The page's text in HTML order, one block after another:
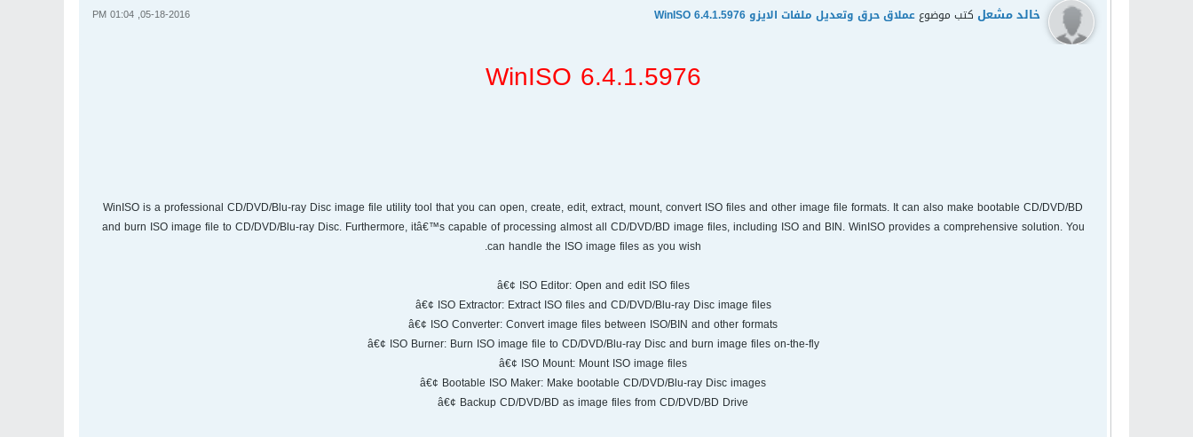
خالد مشعل كتب موضوععملاق حرق وتعديل ملفات الايزو WinISO 6.4.1.5976 05-18-2016, 01:04 PM
WinISO 6.4.1.5976
WinISO is a professional CD/DVD/Blu-ray Disc image file utility tool that you can open, create, edit, extract, mount, convert ISO files and other image file formats. It can also make bootable CD/DVD/BD
and burn ISO image file to CD/DVD/Blu-ray Disc. Furthermore, itâ€™s capable of processing almost all CD/DVD/BD image files, including ISO and BIN. WinISO provides a comprehensive solution. You
can handle the ISO image files as you wish.
â€¢ ISO Editor: Open and edit ISO files
â€¢ ISO Extractor: Extract ISO files and CD/DVD/Blu-ray Disc image files
â€¢ ISO Converter: Convert image files between ISO/BIN and other formats
â€¢ ISO Burner: Burn ISO image file to CD/DVD/Blu-ray Disc and burn image files on-the-fly
â€¢ ISO Mount: Mount ISO image files
â€¢ Bootable ISO Maker: Make bootable CD/DVD/Blu-ray Disc images
â€¢ Backup CD/DVD/BD as image files from CD/DVD/BD Drive